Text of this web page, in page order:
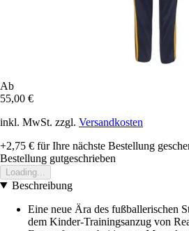
Ab
55,00 €
inkl. MwSt. zzgl. Versandkosten
+2,75 € für Ihre nächste Bestellung
Bestellung gutgeschrieben
Loading...
Beschreibung
Eine neue Ära des fußballerischen
dem Kinder-Trainingsanzug von